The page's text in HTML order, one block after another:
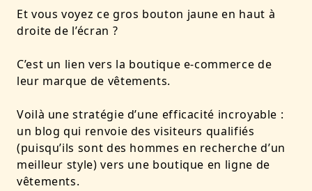
Et vous voyez ce gros bouton jaune en haut à
droite de l’écran ?
C’est un lien vers la boutique e-commerce de
leur marque de vêtements.
Voilà une stratégie d’une efficacité incroyable :
un blog qui renvoie des visiteurs qualifiés
(puisqu’ils sont des hommes en recherche d’un
meilleur style) vers une boutique en ligne de
vêtements.